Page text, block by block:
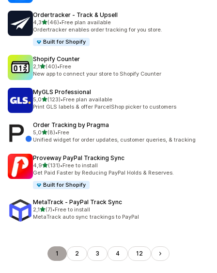
Ordertracker ‑ Track & Upsell
4,3de 5 estrelas
(46)
46 total de avaliações
•Free plan available
Ordertracker enables order tracking for you store.
Built for Shopify
Shopify Counter
2,1de 5 estrelas
(40)
40 total de avaliações
•Free
New app to connect your store to Shopify Counter
MyGLS Professional
5,0de 5 estrelas
(123)
123 total de avaliações
•Free plan available
Print GLS labels & offer ParcelShop picker to customers
Order Tracking by Pragma
5,0de 5 estrelas
(8)
8 total de avaliações
•Free
Unified widget for order updates, customer queries, & tracking
Proveway PayPal Tracking Sync
4,9de 5 estrelas
(131)
131 total de avaliações
•Free to install
Get Paid Faster by Reducing PayPal Holds & Reserves.
Built for Shopify
MetaTrack ‑ PayPal Track Sync
2,1de 5 estrelas
(7)
7 total de avaliações
•Free to install
MetaTrack auto sync trackings to PayPal
1 2 3 4 12